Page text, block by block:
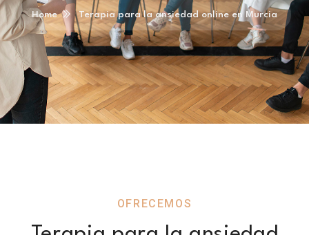
Home Terapia para la ansiedad online en Murcia
OFRECEMOS